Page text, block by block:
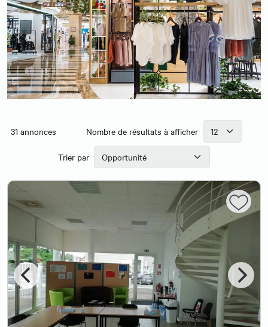
31 annonces Nombre de résultats à afficher
Trier par